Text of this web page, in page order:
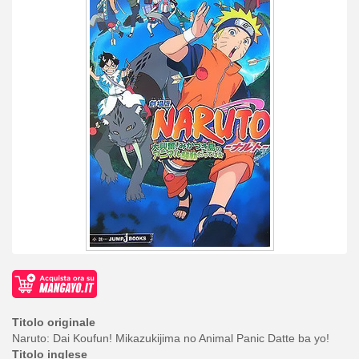
Titolo originale
Naruto: Dai Koufun! Mikazukijima no Animal Panic Datte ba yo!
Titolo inglese